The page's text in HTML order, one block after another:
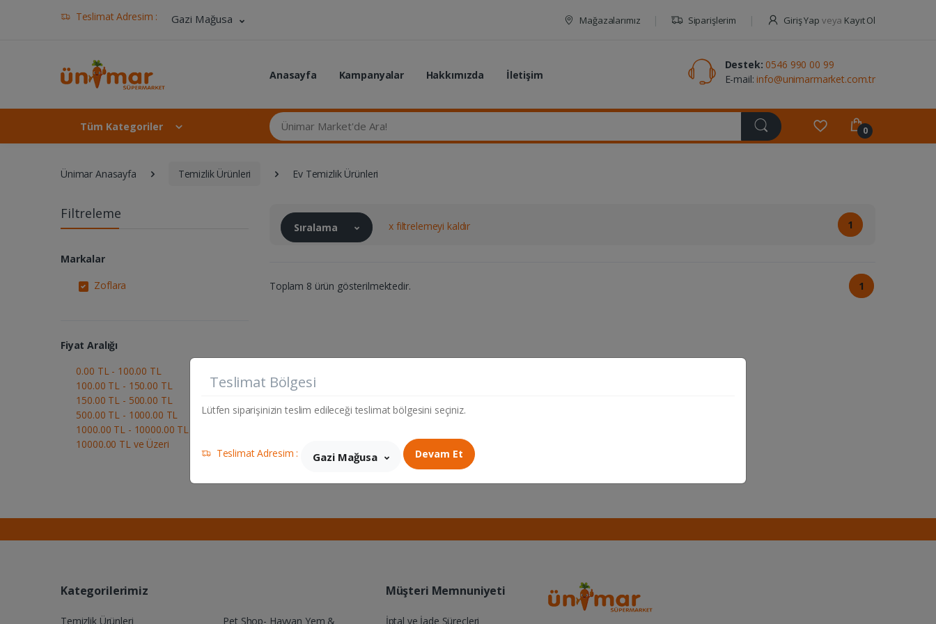
Teslimat Adresim : Gazi Mağusa Mağazalarımız Siparişlerim Giriş Yap veya Kayıt Ol
Anasayfa Kampanyalar Hakkımızda İletişim
Destek: 0546 990 00 99
E-mail: info@unimarmarket.com.tr
Tüm Kategoriler
Ünimar Market'de Ara...
0
Ünimar Anasayfa Temizlik Ürünleri Ev Temizlik Ürünleri
Filtreleme
Markalar
Zoflara
Fiyat Aralığı
0.00 TL - 100.00 TL
100.00 TL - 150.00 TL
150.00 TL - 500.00 TL
500.00 TL - 1000.00 TL
1000.00 TL - 10000.00 TL
10000.00 TL ve Üzeri
Sıralama x filtrelemeyi kaldır 1
Toplam 8 ürün gösterilmektedir. 1
Kategorilerimiz
Temizlik Ürünleri Pet Shop- Hayvan Yem &
Müşteri Memnuniyeti
İptal ve İade Süreçleri
Teslimat Bölgesi
Lütfen siparişinizin teslim edileceği teslimat bölgesini seçiniz.
Teslimat Adresim : Gazi Mağusa Devam Et